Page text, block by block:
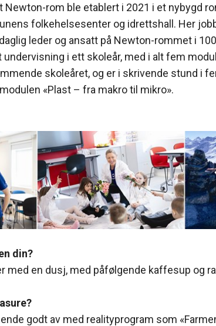
Newton-rom ble etablert i 2021 i et nybygd
folkehelsesenter og idrettshall. Her
leder og ansatt på Newton-rommet i
undervisning i ett skoleår, med i alt fem
skoleåret, og er i skrivende stund i
«Plast – fra makro til mikro».
din?
med en dusj, med påfølgende kaffesup og
godt av med realityprogram som